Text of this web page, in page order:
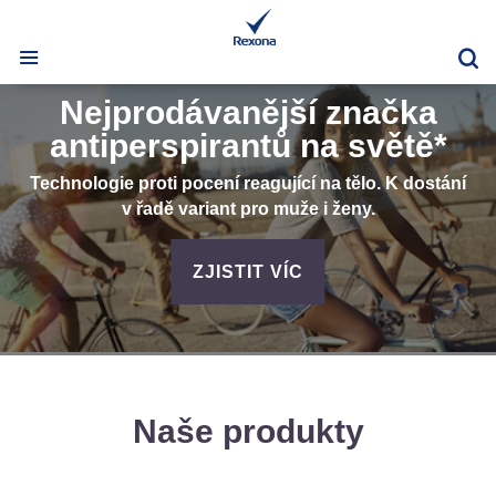
Nejprodávanější značka
antiperspirantů na světě*
Technologie proti pocení reagující na tělo. K dostání
v řadě variant pro muže i ženy.
ZJISTIT VÍC
Naše produkty